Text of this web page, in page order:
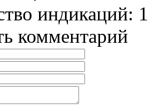
индикаций: 1
комментарий